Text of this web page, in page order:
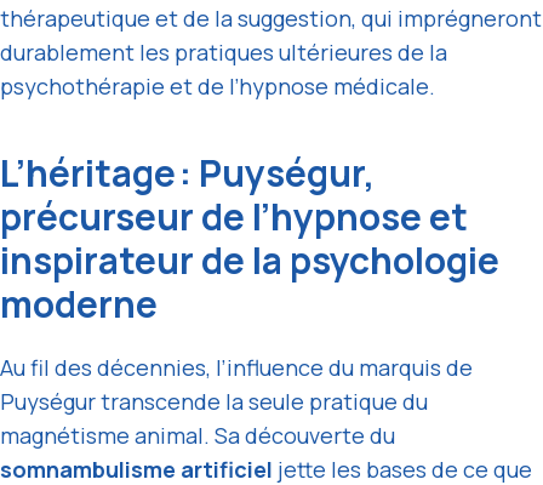
thérapeutique et de la suggestion, qui imprégneront
durablement les pratiques ultérieures de la
psychothérapie et de l’hypnose médicale.
L’héritage : Puységur,
précurseur de l’hypnose et
inspirateur de la psychologie
moderne
Au fil des décennies, l’influence du marquis de
Puységur transcende la seule pratique du
magnétisme animal. Sa découverte du
somnambulisme artificiel jette les bases de ce que